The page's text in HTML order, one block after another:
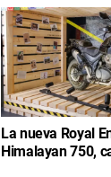
La nueva Royal
Himalayan 750,